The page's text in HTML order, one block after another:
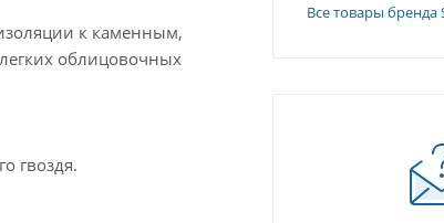
к каменным,
облицовочных
гвоздя.
Все товары бренда